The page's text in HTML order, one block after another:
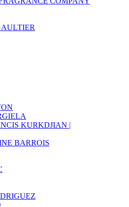
KURKDJIAN |
BARROIS